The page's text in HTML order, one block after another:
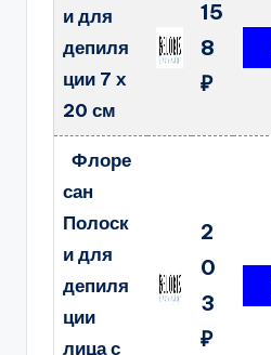
и для
депиля
ции 7 х
20 см
15
8
₽
Флоре
сан
Полоск
и для
депиля
ции
лица с
2
0
3
₽